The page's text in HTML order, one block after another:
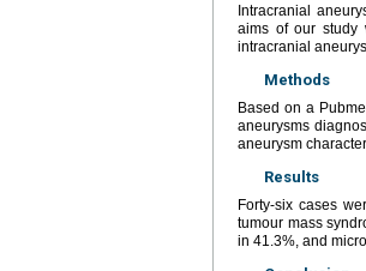
Intracranial
aims of our study
intracranial
Methods
Based on a
aneurysms
aneurysm
Results
Forty-six cases
tumour mass
in 41.3%, and